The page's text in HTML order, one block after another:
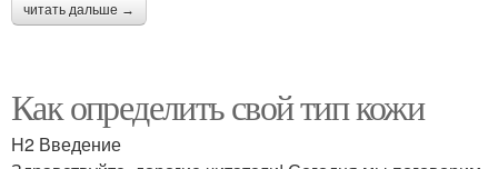
читать дальше →
Как определить свой тип кожи
H2 Введение